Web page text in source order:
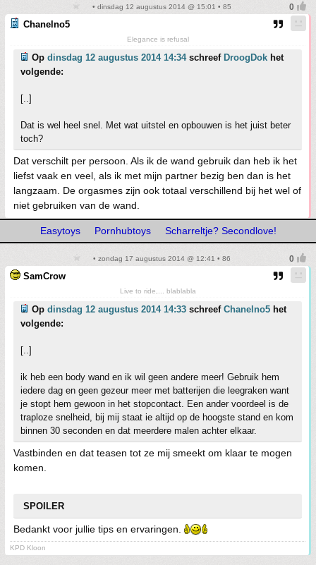
• dinsdag 12 augustus 2014 @ 15:01 • 85
Chanelno5
Elegance is refusal
Op dinsdag 12 augustus 2014 14:34schreef DroogDok het
volgende:
[..]
Dat is wel heel snel. Met wat uitstel en opbouwen is het juist beter
toch?
Dat verschilt per persoon. Als ik de wand gebruik dan heb ik het
liefst vaak en veel, als ik met mijn partner bezig ben dan is het
langzaam. De orgasmes zijn ook totaal verschillend bij het wel of
niet gebruiken van de wand.
Easytoys Pornhubtoys Scharreltje? Secondlove!
• zondag 17 augustus 2014 @ 12:41 • 86
SamCrow
Live to ride,... blablabla
Op dinsdag 12 augustus 2014 14:33 schreef Chanelno5 het
volgende:
[..]
ik heb een body wand en ik wil geen andere meer! Gebruik hem
iedere dag en geen gezeur meer met batterijen die leegraken want
je stopt hem gewoon in het stopcontact. Een ander voordeel is de
traploze snelheid, bij mij staat ie altijd op de hoogste stand en kom
binnen 30 seconden en dat meerdere malen achter elkaar.
Vastbinden en dat teasen tot ze mij smeekt om klaar te mogen
komen.
SPOILER
Bedankt voor jullie tips en ervaringen.
KPD Kloon